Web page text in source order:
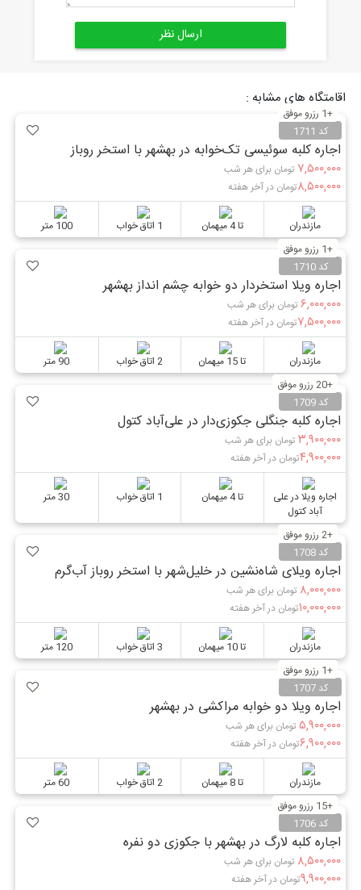
اقامتگاه های مشابه :
کد 1711
+1 رزرو موفق
اجاره کلبه سوئیسی تک‌خوابه در بهشهر با استخر روباز
۷,۵۰۰,۰۰۰ تومان برای هر شب
۸,۵۰۰,۰۰۰تومان در آخر هفته
مازندران تا 4 میهمان 1 اتاق خواب 100 متر
کد 1710
+1 رزرو موفق
اجاره ویلا استخردار دو خوابه چشم انداز بهشهر
۶,۰۰۰,۰۰۰ تومان برای هر شب
۷,۵۰۰,۰۰۰تومان در آخر هفته
مازندران تا 15 میهمان 2 اتاق خواب 90 متر
کد 1709
+20 رزرو موفق
اجاره کلبه جنگلی جکوزی‌دار در علی‌آباد کتول
۳,۹۰۰,۰۰۰ تومان برای هر شب
۴,۹۰۰,۰۰۰تومان در آخر هفته
اجاره ویلا در علی
آباد کتول
تا 4 میهمان 1 اتاق خواب 30 متر
کد 1708
+2 رزرو موفق
اجاره ویلای شاه‌نشین در خلیل‌شهر با استخر روباز آب‌گرم
۸,۰۰۰,۰۰۰ تومان برای هر شب
۱۰,۰۰۰,۰۰۰تومان در آخر هفته
مازندران تا 10 میهمان 3 اتاق خواب 120 متر
کد 1707
+1 رزرو موفق
اجاره ویلا دو خوابه مراکشی در بهشهر
۵,۹۰۰,۰۰۰ تومان برای هر شب
۶,۹۰۰,۰۰۰تومان در آخر هفته
مازندران تا 8 میهمان 2 اتاق خواب 60 متر
کد 1706
+15 رزرو موفق
اجاره کلبه لارگ در بهشهر با جکوزی دو نفره
۸,۵۰۰,۰۰۰ تومان برای هر شب
۹,۹۰۰,۰۰۰تومان در آخر هفته